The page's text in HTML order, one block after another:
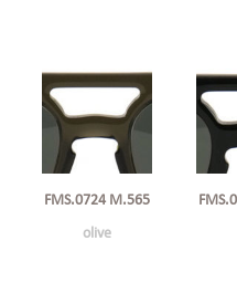
FMS.0724 M.565
olive